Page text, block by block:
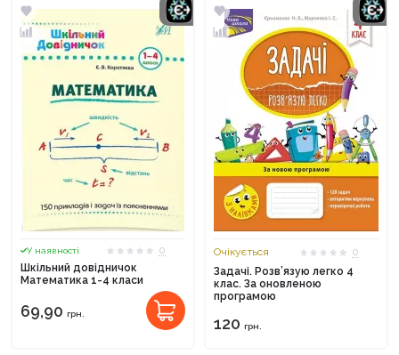
У наявності
0
Шкільний довідничок
Математика 1-4 класи
69,90 грн.
Очікується
0
Задачі. Розв’язую легко 4
клас. За оновленою
програмою
120 грн.